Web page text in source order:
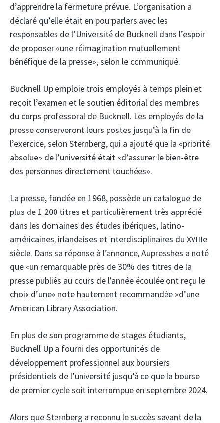
d’apprendre la fermeture prévue. L’organisation a
déclaré qu’elle était en pourparlers avec les
responsables de l’Université de Bucknell dans l’espoir
de proposer «une réimagination mutuellement
bénéfique de la presse», selon le communiqué.
Bucknell Up emploie trois employés à temps plein et
reçoit l’examen et le soutien éditorial des membres
du corps professoral de Bucknell. Les employés de la
presse conserveront leurs postes jusqu’à la fin de
l’exercice, selon Sternberg, qui a ajouté que la «priorité
absolue» de l’université était «d’assurer le bien-être
des personnes directement touchées».
La presse, fondée en 1968, possède un catalogue de
plus de 1 200 titres et particulièrement très apprécié
dans les domaines des études ibériques, latino-
américaines, irlandaises et interdisciplinaires du XVIIIe
siècle. Dans sa réponse à l’annonce, Aupresshes a noté
que «un remarquable près de 30% des titres de la
presse publiés au cours de l’année écoulée ont reçu le
choix d’une« note hautement recommandée »d’une
American Library Association.
En plus de son programme de stages étudiants,
Bucknell Up a fourni des opportunités de
développement professionnel aux boursiers
présidentiels de l’université jusqu’à ce que la bourse
de premier cycle soit interrompue en septembre 2024.
Alors que Sternberg a reconnu le succès savant de la